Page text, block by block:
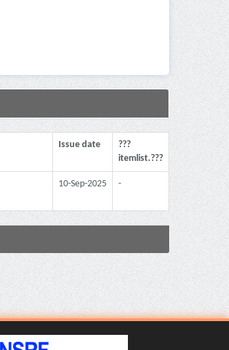
Issue date
???
itemlist.???
10-Sep-2025 -